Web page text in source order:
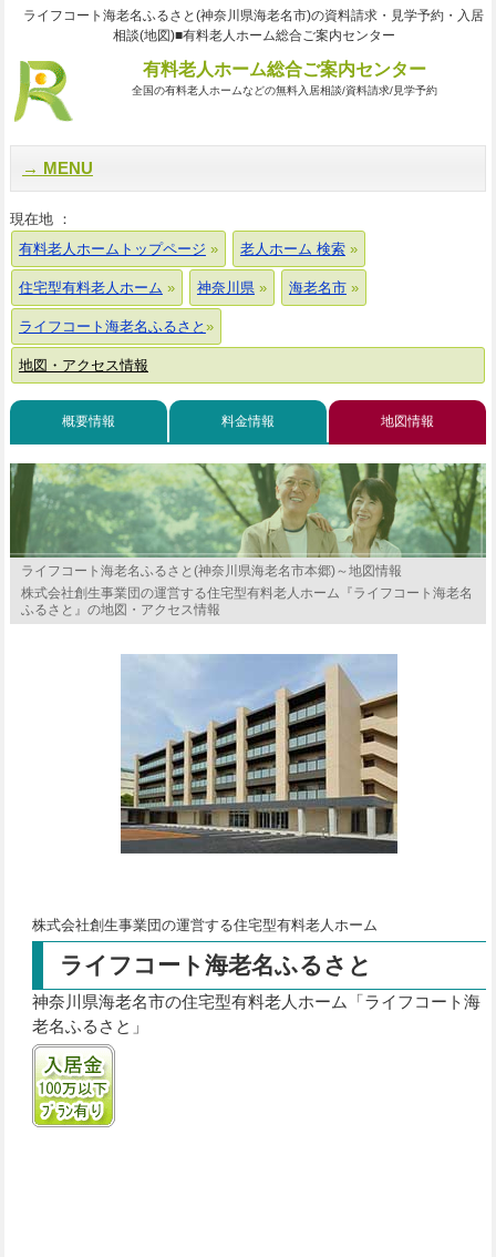
ライフコート海老名ふるさと(神奈川県海老名市)の資料請求・見学予約・入居
相談(地図)■有料老人ホーム総合ご案内センター
有料老人ホーム総合ご案内センター
全国の有料老人ホームなどの無料入居相談/資料請求/見学予約
MENU
現在地 ：
有料老人ホームトップページ
老人ホーム 検索
住宅型有料老人ホーム 神奈川県 海老名市
ライフコート海老名ふるさと
地図・アクセス情報
概要情報 料金情報 地図情報
ライフコート海老名ふるさと(神奈川県海老名市本郷)～地図情報
株式会社創生事業団の運営する住宅型有料老人ホーム『ライフコート海老名
ふるさと』の地図・アクセス情報
株式会社創生事業団の運営する住宅型有料老人ホーム
ライフコート海老名ふるさと
神奈川県海老名市の住宅型有料老人ホーム「ライフコート海
老名ふるさと」
入居金100万円以下プランあり